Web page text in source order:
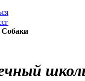
Собаки